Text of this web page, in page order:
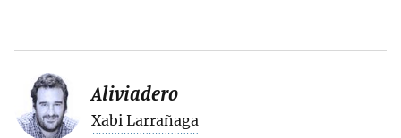
Xabi Larrañaga
Aliviadero